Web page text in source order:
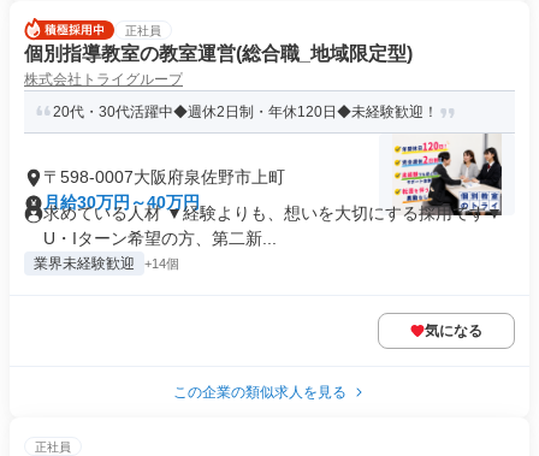
正社員
個別指導教室の教室運営(総合職_地域限定型)
株式会社トライグループ
20代・30代活躍中◆週休2日制・年休120日◆未経験歓迎！
〒598-0007大阪府泉佐野市上町
月給30万円～40万円
求めている人材 ▼経験よりも、想いを大切にする採用です▼
U・Iターン希望の方、第二新...
業界未経験歓迎 +14個
気になる
この企業の類似求人を見る
正社員